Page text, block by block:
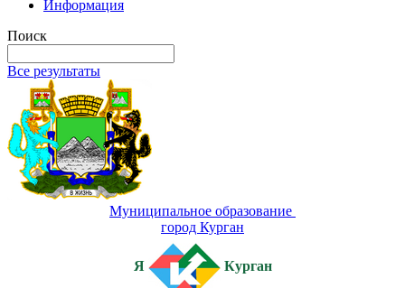
Информация
Поиск
Все результаты
Муниципальное образование
город Курган
Я Курган